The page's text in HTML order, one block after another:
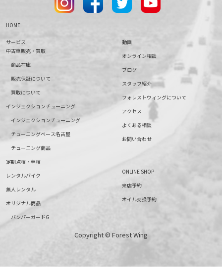
HOME
サービス
中古車販売・買取
商品在庫
販売保証について
買取について
インジェクションチューニング
インジェクションチューニング
チューニングベース名古屋
チューニング商品
定期点検・車検
レンタルバイク
無人レンタル
オリジナル商品
バンパーガードG
動画
オンライン相談
ブログ
スタッフ紹介
フォレストウィングについて
アクセス
よくある相談
お問い合わせ
ONLINE SHOP
来店予約
オイル交換予約
Copyright © Forest Wing